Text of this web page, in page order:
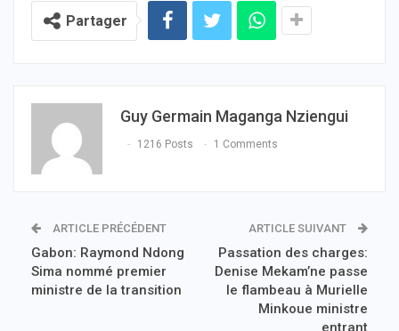
Partager
Guy Germain Maganga Nziengui
1216 Posts 1 Comments
ARTICLE PRÉCÉDENT
Gabon: Raymond Ndong
Sima nommé premier
ministre de la transition
ARTICLE SUIVANT
Passation des charges:
Denise Mekam’ne passe
le flambeau à Murielle
Minkoue ministre
entrant